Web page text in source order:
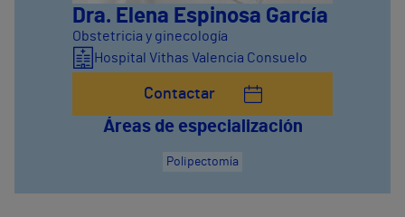
Dra. Elena Espinosa García
Obstetricia y ginecología
Hospital Vithas Valencia Consuelo
Contactar
Áreas de especialización
Polipectomía